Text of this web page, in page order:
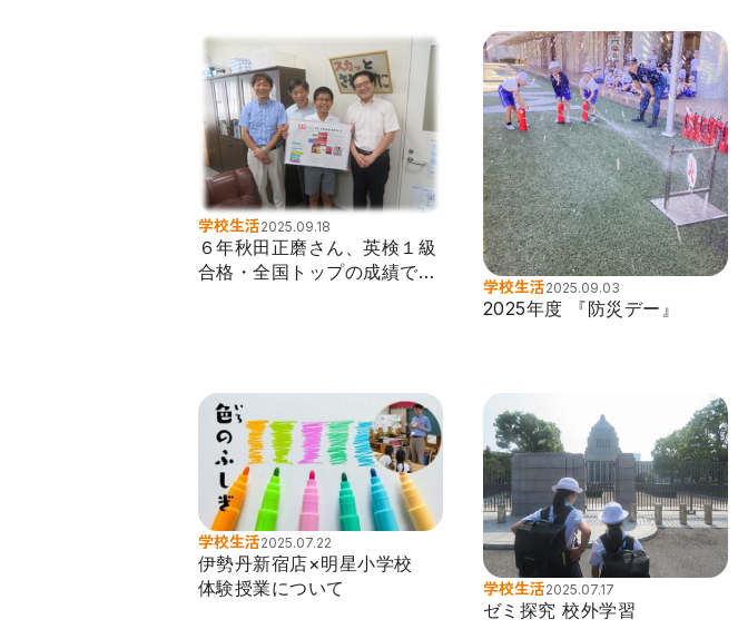
学校生活2025.09.18
６年秋田正磨さん、英検１級
合格・全国トップの成績で表
学校生活2025.09.03
2025年度 『防災デー』
学校生活2025.07.22
伊勢丹新宿店×明星小学校
体験授業について
学校生活2025.07.17
ゼミ探究 校外学習